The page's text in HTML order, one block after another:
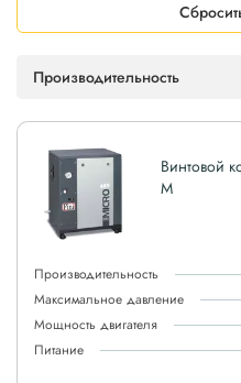
Производительность
Винтовой
M
Производительность
Максимальное давление
Мощность двигателя
Питание